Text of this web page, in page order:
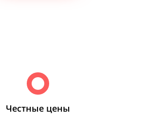
Честные цены